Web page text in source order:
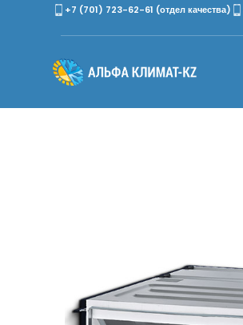
+7 (701) 723-62-61 (отдел качества)